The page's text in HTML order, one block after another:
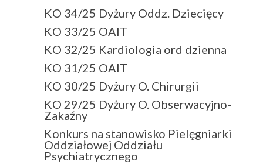
KO 34/25 Dyżury Oddz. Dziecięcy
KO 33/25 OAIT
KO 32/25 Kardiologia ord dzienna
KO 31/25 OAIT
KO 30/25 Dyżury O. Chirurgii
KO 29/25 Dyżury O. Obserwacyjno-
Zakaźny
Konkurs na stanowisko Pielęgniarki
Oddziałowej Oddziału
Psychiatrycznego